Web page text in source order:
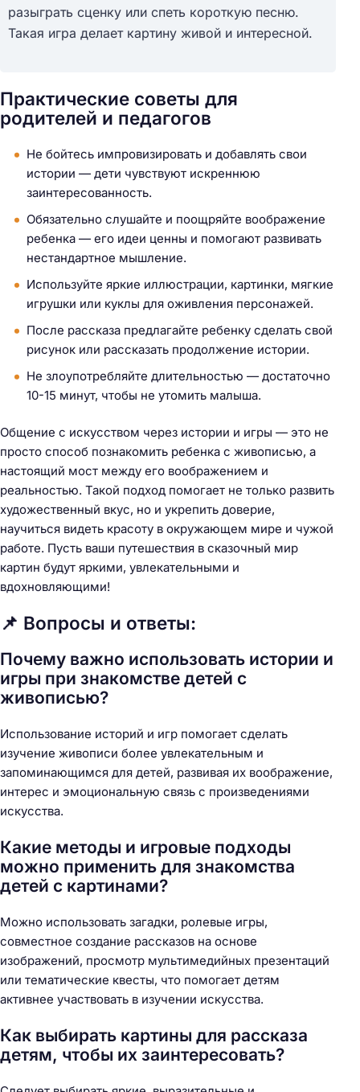
разыграть сценку или спеть короткую песню.
Такая игра делает картину живой и интересной.
Практические советы для
родителей и педагогов
Не бойтесь импровизировать и добавлять свои
истории — дети чувствуют искреннюю
заинтересованность.
Обязательно слушайте и поощряйте воображение
ребенка — его идеи ценны и помогают развивать
нестандартное мышление.
Используйте яркие иллюстрации, картинки, мягкие
игрушки или куклы для оживления персонажей.
После рассказа предлагайте ребенку сделать свой
рисунок или рассказать продолжение истории.
Не злоупотребляйте длительностью — достаточно
10-15 минут, чтобы не утомить малыша.
Общение с искусством через истории и игры — это не
просто способ познакомить ребенка с живописью, а
настоящий мост между его воображением и
реальностью. Такой подход помогает не только развить
художественный вкус, но и укрепить доверие,
научиться видеть красоту в окружающем мире и чужой
работе. Пусть ваши путешествия в сказочный мир
картин будут яркими, увлекательными и
вдохновляющими!
📌 Вопросы и ответы:
Почему важно использовать истории и
игры при знакомстве детей с
живописью?
Использование историй и игр помогает сделать
изучение живописи более увлекательным и
запоминающимся для детей, развивая их воображение,
интерес и эмоциональную связь с произведениями
искусства.
Какие методы и игровые подходы
можно применить для знакомства
детей с картинами?
Можно использовать загадки, ролевые игры,
совместное создание рассказов на основе
изображений, просмотр мультимедийных презентаций
или тематические квесты, что помогает детям
активнее участвовать в изучении искусства.
Как выбирать картины для рассказа
детям, чтобы их заинтересовать?